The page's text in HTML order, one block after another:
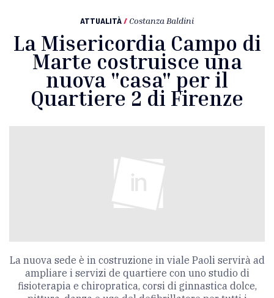
ATTUALITÀ/ Costanza Baldini
La Misericordia Campo di
Marte costruisce una
nuova "casa" per il
Quartiere 2 di Firenze
La nuova sede è in costruzione in viale Paoli servirà ad
ampliare i servizi de quartiere con uno studio di
fisioterapia e chiropratica, corsi di ginnastica dolce,